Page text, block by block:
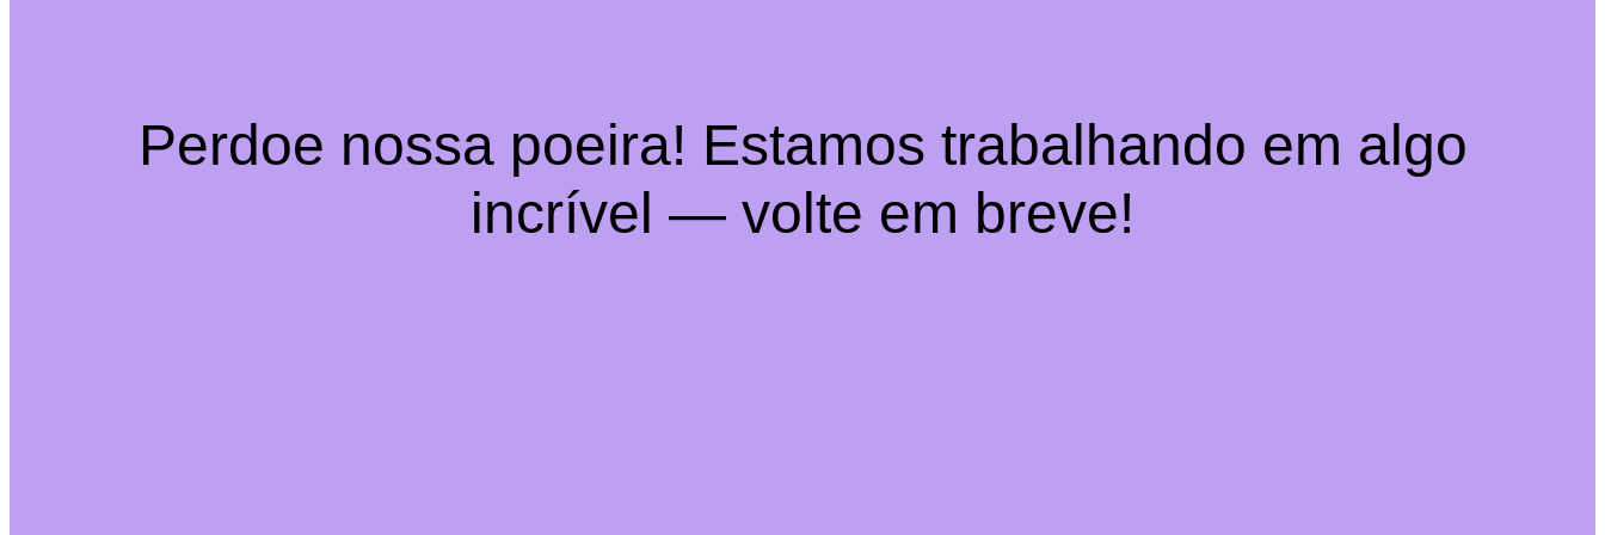
Perdoe nossa poeira! Estamos trabalhando em algo
incrível — volte em breve!